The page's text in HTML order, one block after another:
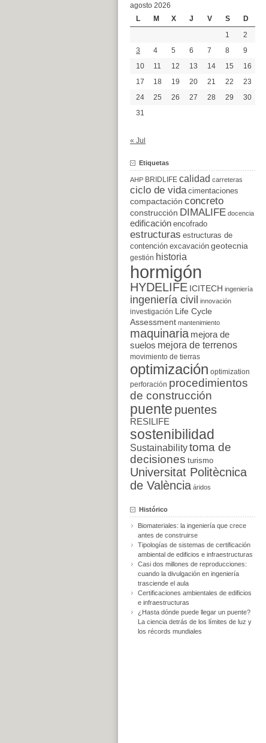
agosto 2026
L
M X J V S
D
1
2
3
4 5 6 7 8
9
10
11 12 13 14 15
16
17
18 19 20 21 22
23
24
25 26 27 28 29
30
31
« Jul
Etiquetas
AHP BRIDLIFE calidad carreteras
ciclo de vida cimentaciones
compactación concreto
construcción DIMALIFE docencia
edificación encofrado
estructuras estructuras de
contención excavación geotecnia
gestión historia
hormigón
HYDELIFE ICITECH ingeniería
ingeniería civil innovación
investigación
Life Cycle
Assessment mantenimiento
maquinaria mejora de
suelos mejora de terrenos
movimiento de tierras
optimización optimization
perforación procedimientos
de construcción
puente puentes
RESILIFE
sostenibilidad
Sustainabilitytoma de
decisiones turismo
Universitat Politècnica
de València áridos
Histórico
Biomateriales: la ingeniería que crece
antes de construirse
Tipologías de sistemas de certificación
ambiental de edificios e infraestructuras
Casi dos millones de reproducciones:
cuando la divulgación en ingeniería
trasciende el aula
Certificaciones ambientales de edificios
e infraestructuras
¿Hasta dónde puede llegar un puente?
La ciencia detrás de los límites de luz y
los récords mundiales